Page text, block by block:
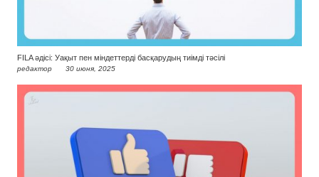
FILA әдісі: Уақыт пен міндеттерді басқарудың тиімді тәсілі
редактор 30 июня, 2025